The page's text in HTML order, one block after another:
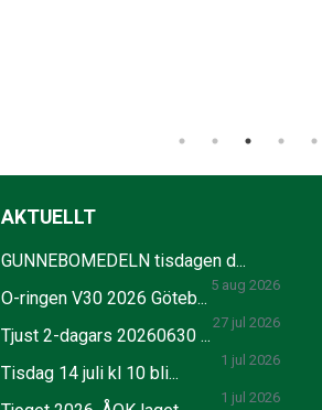
AKTUELLT
GUNNEBOMEDELN tisdagen d...
5 aug 2026
O-ringen V30 2026 Göteb...
27 jul 2026
Tjust 2-dagars 20260630 ...
1 jul 2026
Tisdag 14 juli kl 10 bli...
1 jul 2026